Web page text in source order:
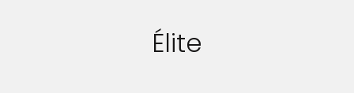
Élite